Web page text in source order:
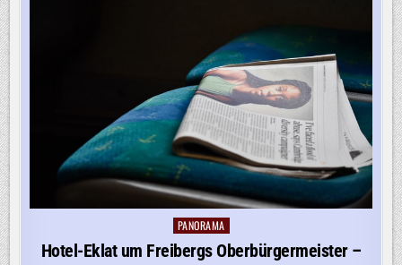
Posted
in
PANORAMA
Hotel-Eklat um Freibergs Oberbürgermeister –